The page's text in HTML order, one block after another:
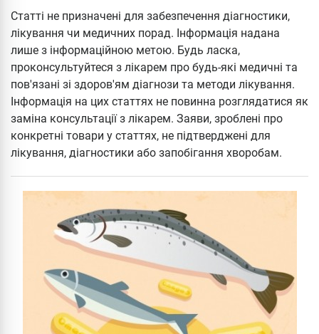
Статті не призначені для забезпечення діагностики,
лікування чи медичних порад. Інформація надана
лише з інформаційною метою. Будь ласка,
проконсультуйтеся з лікарем про будь-які медичні та
пов'язані зі здоров'ям діагнози та методи лікування.
Інформація на цих статтях не повинна розглядатися як
заміна консультації з лікарем. Заяви, зроблені про
конкретні товари у статтях, не підтверджені для
лікування, діагностики або запобігання хворобам.